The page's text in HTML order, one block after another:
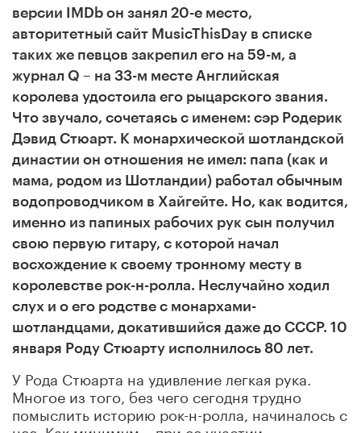
версии IMDb он занял 20-е место,
авторитетный сайт MusicThisDay в списке
таких же певцов закрепил его на 59-м, а
журнал Q – на 33-м месте Английская
королева удостоила его рыцарского звания.
Что звучало, сочетаясь с именем: сэр Родерик
Дэвид Стюарт. К монархической шотландской
династии он отношения не имел: папа (как и
мама, родом из Шотландии) работал обычным
водопроводчиком в Хайгейте. Но, как водится,
именно из папиных рабочих рук сын получил
свою первую гитару, с которой начал
восхождение к своему тронному месту в
королевстве рок-н-ролла. Неслучайно ходил
слух и о его родстве с монархами-
шотландцами, докатившийся даже до СССР. 10
января Роду Стюарту исполнилось 80 лет.
У Рода Стюарта на удивление легкая рука.
Многое из того, без чего сегодня трудно
помыслить историю рок-н-ролла, начиналось с